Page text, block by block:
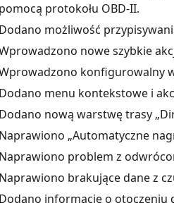
pomocą protokołu OBD-II.
Dodano możliwość
nowe szybkie
konfigurowalny
Dodano menu kontekstowe i
Dodano nową warstwę trasy
Naprawiono „Automatyczne
Naprawiono problem z
Naprawiono brakujące dane z
Dodano informacje o otoczeniu